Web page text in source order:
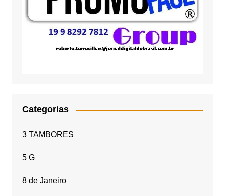
Categorias
3 TAMBORES
5 G
8 de Janeiro